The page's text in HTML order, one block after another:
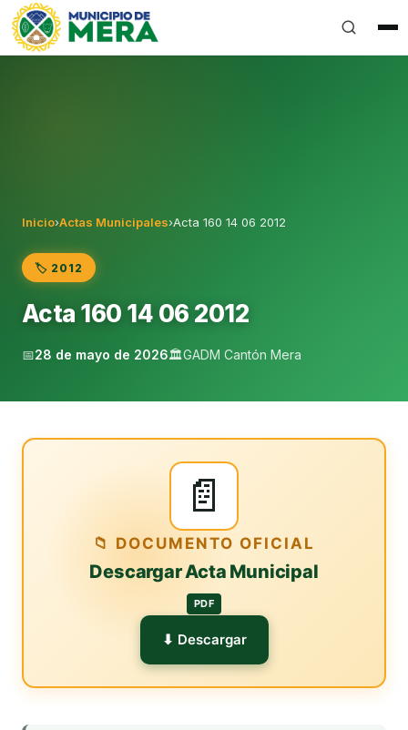
Gobierno Autónomo Descentralizado Municipal del
Inicio›Actas Municipales›Acta 160 14 06 2012
🏷️ 2012
Acta 160 14 06 2012
📅28 de mayo de 2026🏛️GADM Cantón Mera
📄
📁 DOCUMENTO OFICIAL
Descargar Acta Municipal
PDF
⬇ Descargar